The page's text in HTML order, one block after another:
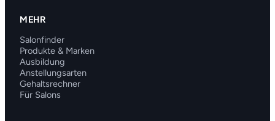
MEHR
Salonfinder
Produkte & Marken
Ausbildung
Anstellungsarten
Gehaltsrechner
Für Salons